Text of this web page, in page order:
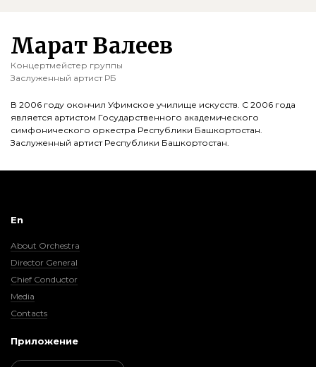
Марат Валеев
Концертмейстер группы
Заслуженный артист РБ
В 2006 году окончил Уфимское училище искусств. С 2006 года
является артистом Государственного академического
симфонического оркестра Республики Башкортостан.
Заслуженный артист Республики Башкортостан.
En
About Orchestra
Director General
Chief Conductor
Media
Contacts
Приложение